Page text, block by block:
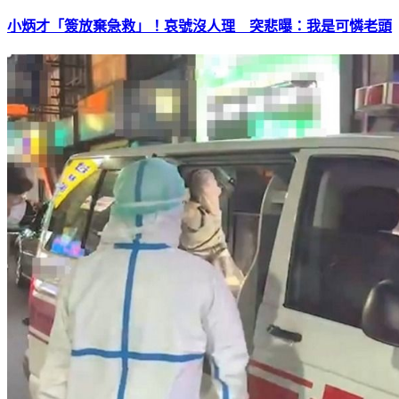
小炳才「簽放棄急救」！哀號沒人理 突悲曝：我是可憐老頭